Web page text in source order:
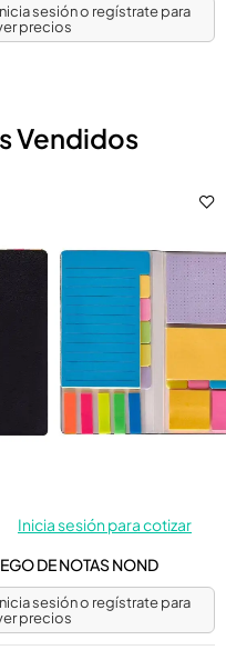
sesión o regístrate para
precios
Vendidos
Inicia sesión para cotizar
DE NOTAS NOND
sesión o regístrate para
precios